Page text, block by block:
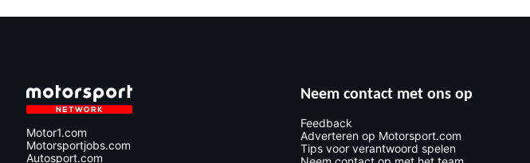
Motor1.com
Motorsportjobs.com
Autosport.com
Neem contact met ons op
Feedback
Adverteren op Motorsport.com
Tips voor verantwoord spelen